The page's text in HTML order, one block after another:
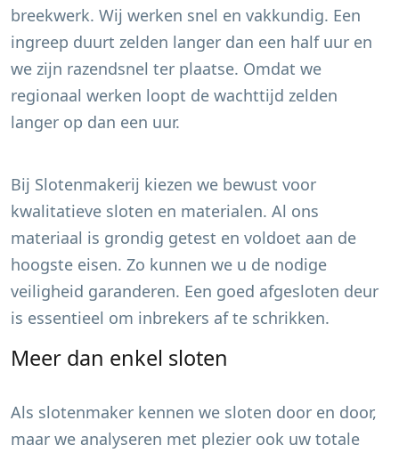
breekwerk. Wij werken snel en vakkundig. Een
ingreep duurt zelden langer dan een half uur en
we zijn razendsnel ter plaatse. Omdat we
regionaal werken loopt de wachttijd zelden
langer op dan een uur.
Bij Slotenmakerij kiezen we bewust voor
kwalitatieve sloten en materialen. Al ons
materiaal is grondig getest en voldoet aan de
hoogste eisen. Zo kunnen we u de nodige
veiligheid garanderen. Een goed afgesloten deur
is essentieel om inbrekers af te schrikken.
Meer dan enkel sloten
Als slotenmaker kennen we sloten door en door,
maar we analyseren met plezier ook uw totale